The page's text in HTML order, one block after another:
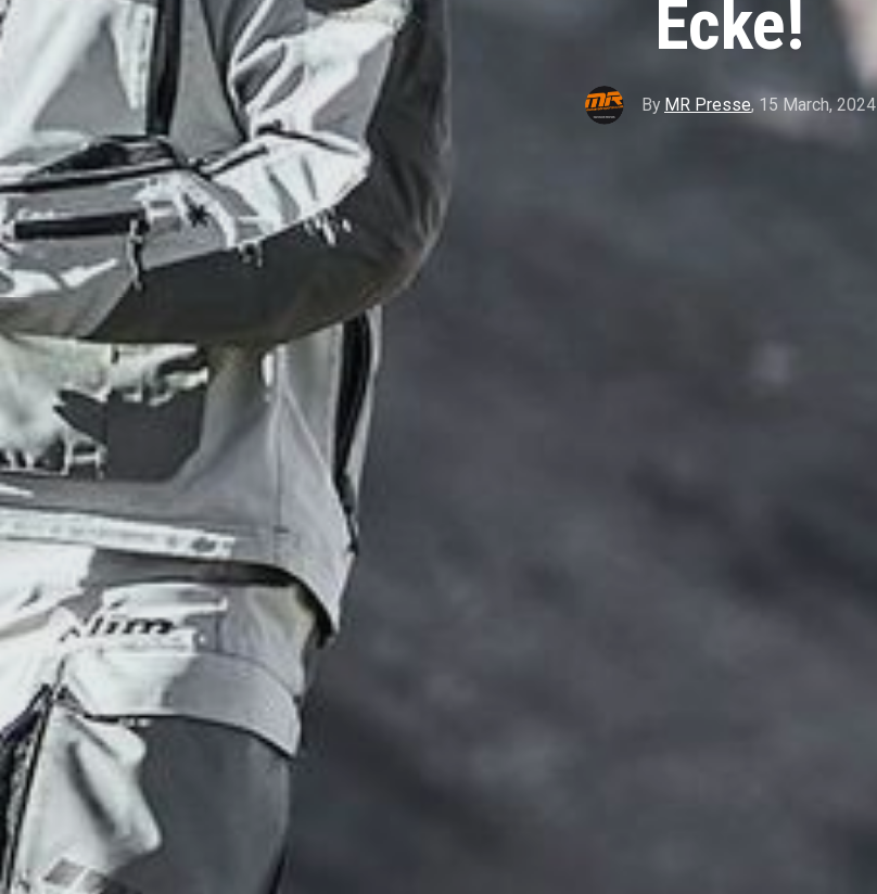
Ecke!
By MR Presse, 15 March, 2024